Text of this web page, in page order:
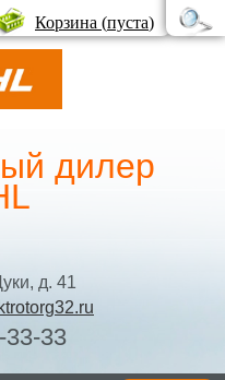
Корзина (пуста)
дилер
д. 41
33-33